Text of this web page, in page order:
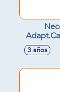
2ª
3 años